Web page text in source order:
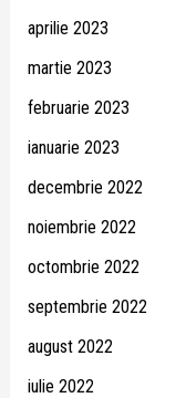
aprilie 2023
martie 2023
februarie 2023
ianuarie 2023
decembrie 2022
noiembrie 2022
octombrie 2022
septembrie 2022
august 2022
iulie 2022